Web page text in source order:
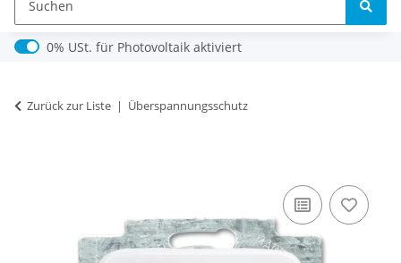
0% USt. für Photovoltaik (§ 12 Abs. 3 UStG)
0% USt. für Photovoltaik aktiviert
Zurück zur Liste Überspannungsschutz